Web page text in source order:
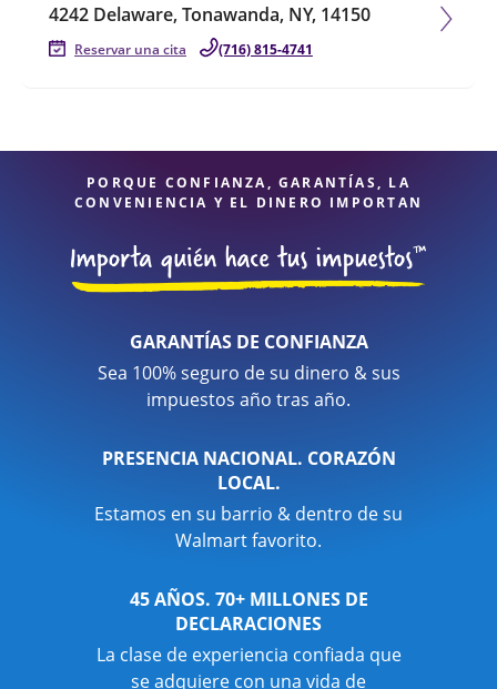
4242 Delaware, Tonawanda, NY, 14150
Reservar una cita (716) 815-4741
PORQUE CONFIANZA, GARANTÍAS, LA
CONVENIENCIA Y EL DINERO IMPORTAN
GARANTÍAS DE CONFIANZA
Sea 100% seguro de su dinero & sus
impuestos año tras año.
PRESENCIA NACIONAL. CORAZÓN
LOCAL.
Estamos en su barrio & dentro de su
Walmart favorito.
45 AÑOS. 70+ MILLONES DE
DECLARACIONES
La clase de experiencia confiada que
se adquiere con una vida de